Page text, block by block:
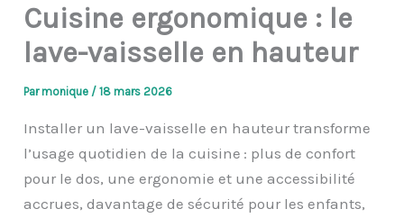
Cuisine ergonomique : le
lave-vaisselle en hauteur
Parmonique /18 mars 2026
Installer un lave-vaisselle en hauteur transforme
l’usage quotidien de la cuisine : plus de confort
pour le dos, une ergonomie et une accessibilité
accrues, davantage de sécurité pour les enfants,